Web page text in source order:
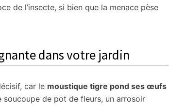
de l’insecte, si bien que la menace pèse
dans votre jardin
car le moustique tigre pond ses œufs
soucoupe de pot de fleurs, un arrosoir